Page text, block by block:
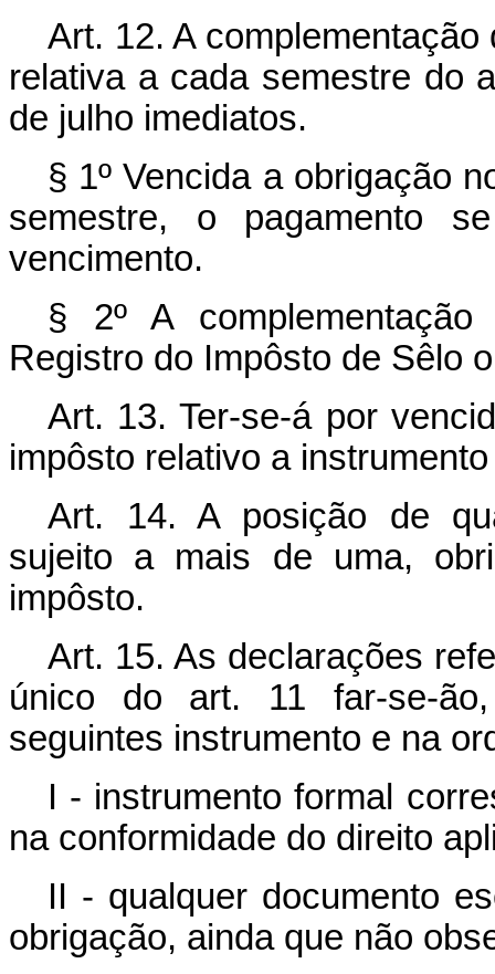
Art. 12. A
relativa a cada semestre do
de julho imediatos.
§ 1º Vencida a obrigação
semestre, o pagamento
vencimento.
§ 2º A
Registro do Impôsto de Sêlo
Art. 13. Ter-se-á por
impôsto relativo a
Art. 14. A posição de
sujeito a mais de uma,
impôsto.
Art. 15. As declarações
único do art. 11 far-se-ão,
seguintes instrumento e na
I - instrumento formal
na conformidade do direito
II - qualquer documento
obrigação, ainda que não